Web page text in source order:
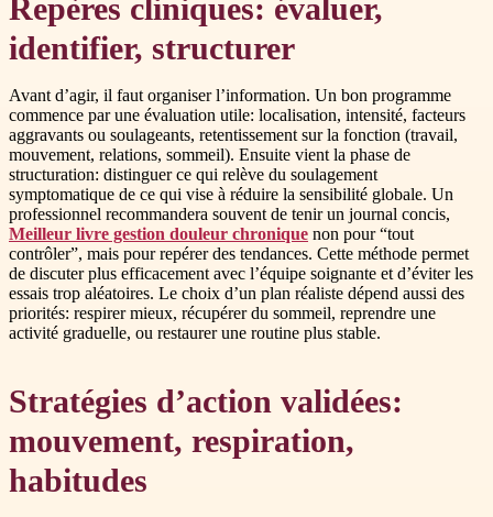
Repères cliniques: évaluer,
identifier, structurer
Avant d’agir, il faut organiser l’information. Un bon programme
commence par une évaluation utile: localisation, intensité, facteurs
aggravants ou soulageants, retentissement sur la fonction (travail,
mouvement, relations, sommeil). Ensuite vient la phase de
structuration: distinguer ce qui relève du soulagement
symptomatique de ce qui vise à réduire la sensibilité globale. Un
professionnel recommandera souvent de tenir un journal concis,
Meilleur livre gestion douleur chronique non pour “tout
contrôler”, mais pour repérer des tendances. Cette méthode permet
de discuter plus efficacement avec l’équipe soignante et d’éviter les
essais trop aléatoires. Le choix d’un plan réaliste dépend aussi des
priorités: respirer mieux, récupérer du sommeil, reprendre une
activité graduelle, ou restaurer une routine plus stable.
Stratégies d’action validées:
mouvement, respiration,
habitudes